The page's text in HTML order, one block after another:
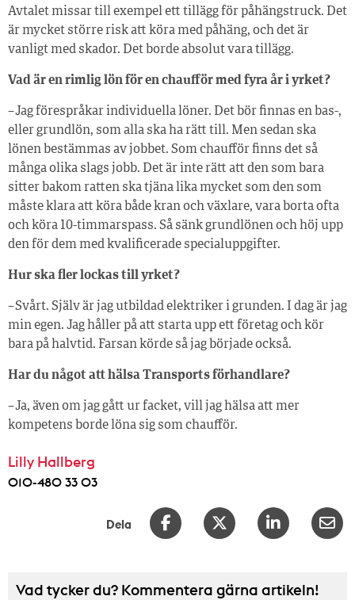
Avtalet missar till exempel ett tillägg för påhängstruck. Det
är mycket större risk att köra med påhäng, och det är
vanligt med skador. Det borde absolut vara tillägg.
Vad är en rimlig lön för en chaufför med fyra år i yrket?
– Jag förespråkar individuella löner. Det bör finnas en bas-,
eller grundlön, som alla ska ha rätt till. Men sedan ska
lönen bestämmas av jobbet. Som chaufför finns det så
många olika slags jobb. Det är inte rätt att den som bara
sitter bakom ratten ska tjäna lika mycket som den som
måste klara att köra både kran och växlare, vara borta ofta
och köra 10-timmarspass. Så sänk grundlönen och höj upp
den för dem med kvalificerade specialuppgifter.
Hur ska fler lockas till yrket?
– Svårt. Själv är jag utbildad elektriker i grunden. I dag är jag
min egen. Jag håller på att starta upp ett företag och kör
bara på halvtid. Farsan körde så jag började också.
Har du något att hälsa Transports förhandlare?
– Ja, även om jag gått ur facket, vill jag hälsa att mer
kompetens borde löna sig som chaufför.
Lilly Hallberg
010-480 33 03
Dela
Vad tycker du? Kommentera gärna artikeln!